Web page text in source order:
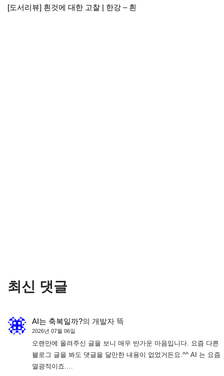
[도서리뷰] 흰것에 대한 고찰 | 한강 – 흰
최신 댓글
AI는 축복일까?의 개발자 뜩
2026년 07월 06일
오랜만에 올려주신 글을 보니 매우 반가운 마음입니다. 요즘 다른
블로그 글을 봐도 댓글을 달만한 내용이 없었거든요.^^ AI 는 요즘
열광적이죠.…